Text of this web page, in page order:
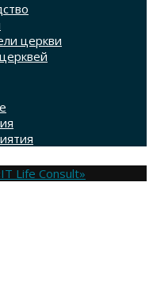
церкви
Life Consult»